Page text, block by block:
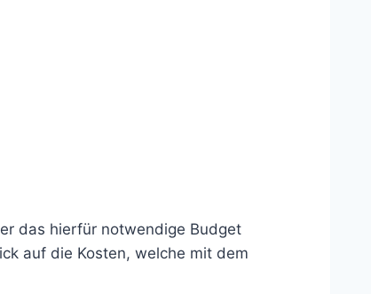
das hierfür notwendige Budget
auf die Kosten, welche mit dem